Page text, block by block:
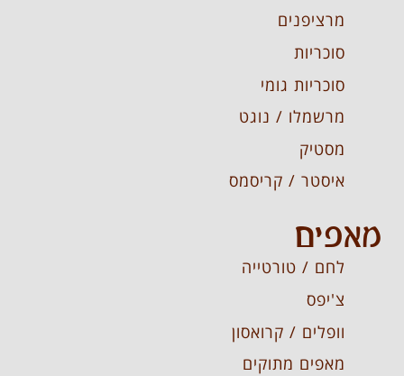
מרציפנים
סוכריות
סוכריות גומי
מרשמלו / נוגט
מסטיק
איסטר / קריסמס
מאפים
לחם / טורטייה
צ'יפס
וופלים / קרואסון
מאפים מתוקים